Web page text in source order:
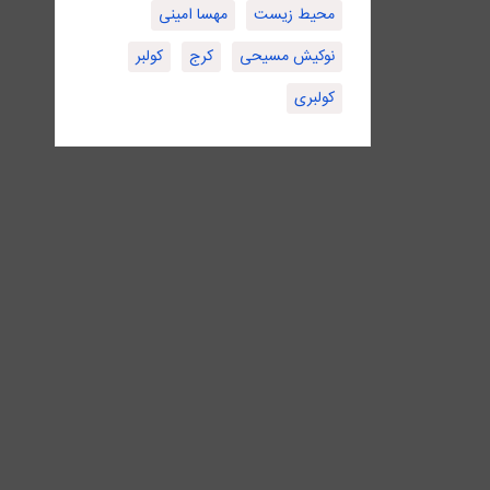
محیط زیست
مهسا امینی
نوکیش مسیحی
کرج
کولبر
کولبری